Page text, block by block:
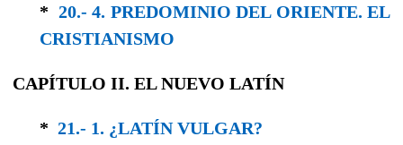
* 20.- 4. PREDOMINIO DEL ORIENTE. EL
CRISTIANISMO
CAPÍTULO II. EL NUEVO LATÍN
* 21.- 1. ¿LATÍN VULGAR?